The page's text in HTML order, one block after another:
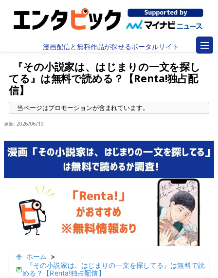
漫画配信と無料作品が探せるポータルサイト
『その小説家は、はじまりの一文を探し
てる』は無料で読める？【Renta!独占配
信】
更新: 2026/06/19
ホーム
>
『その小説家は、はじまりの一文を探してる』は無料で読
める？【Renta!独占配信】